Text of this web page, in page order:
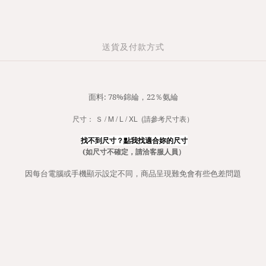
送貨及付款方式
面料: 78%錦綸，22％氨綸
尺寸： Ｓ / M / L / XL (請參考尺寸表）
找不到尺寸？點我找適合妳的尺寸
(如尺寸不確定，請洽客服人員）
因每台電腦或手機顯示設定不同，商品呈現難免會有些色差問題